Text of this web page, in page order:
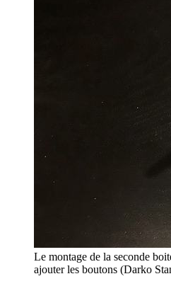
Le montage de la seconde
ajouter les boutons (Darko